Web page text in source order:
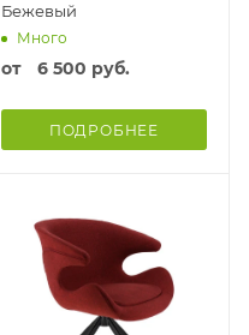
Бежевый
Много
от 6 500 руб.
ПОДРОБНЕЕ